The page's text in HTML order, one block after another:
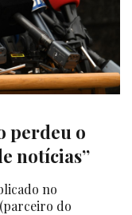
perdeu o
notícias”
no
do